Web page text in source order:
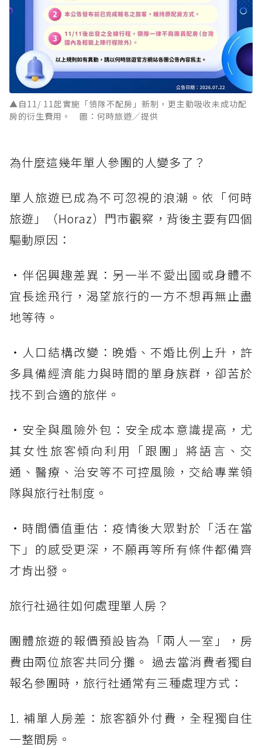
▲自11/ 11起實施「領隊不配房」新制，更主動吸收未成功配
房的衍生費用。 圖：何時旅遊／提供
為什麼這幾年單人參團的人變多了？
單人旅遊已成為不可忽視的浪潮。依「何時
旅遊」（Horaz）門市觀察，背後主要有四個
驅動原因：
・伴侶興趣差異：另一半不愛出國或身體不
宜長途飛行，渴望旅行的一方不想再無止盡
地等待。
・人口結構改變：晚婚、不婚比例上升，許
多具備經濟能力與時間的單身族群，卻苦於
找不到合適的旅伴。
・安全與風險外包：安全成本意識提高，尤
其女性旅客傾向利用「跟團」將語言、交
通、醫療、治安等不可控風險，交給專業領
隊與旅行社制度。
・時間價值重估：疫情後大眾對於「活在當
下」的感受更深，不願再等所有條件都備齊
才肯出發。
旅行社過往如何處理單人房？
團體旅遊的報價預設皆為「兩人一室」，房
費由兩位旅客共同分攤。 過去當消費者獨自
報名參團時，旅行社通常有三種處理方式：
1. 補單人房差：旅客額外付費，全程獨自住
一整間房。